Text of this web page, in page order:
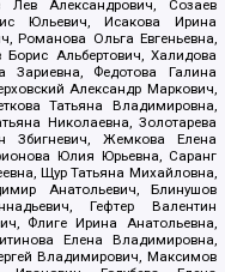
Лев Александрович, Созаев
Юльевич, Исакова Ирина
Романова Ольга Евгеньевна,
Альбертович, Халидова
Федотова Галина
Александр Маркович,
Татьяна Владимировна,
Николаевна, Золотарева
Збигневич, Жемкова Елена
Юлия Юрьевна, Саранг
Щур Татьяна Михайловна,
Анатольевич, Блинушов
Гефтер Валентин
Флиге Ирина Анатольевна,
Елена Владимировна,
Владимирович, Максимов